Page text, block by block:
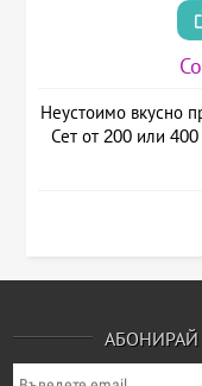
Неустоимо вкусно
Сет от 200 или